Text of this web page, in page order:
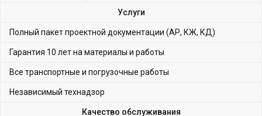
Услуги
Полный пакет проектной документации (АР, КЖ, КД)
Гарантия 10 лет на материалы и работы
Все транспортные и погрузочные работы
Независимый технадзор
Качество обслуживания